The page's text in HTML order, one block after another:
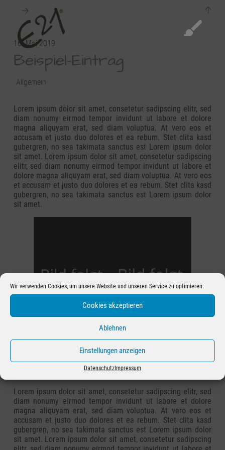
Wir verwenden Cookies, um unsere Website und unseren Service zu optimieren.
Cookies akzeptieren
Ablehnen
Einstellungen anzeigen
DatenschutzImpressum
Next
16. Mai 2019
Beispiel-Eintrag
Allgemein
Lorem ipsum dolor sit amet, consetetur sadipscing elitr, sed
diam nonumy eirmod tempor invidunt ut labore et dolore
magna aliquyam erat, sed diam voluptua. At vero eos et
accusam et justo duo dolores et ea rebum. Stet clita kasd
gubergren, no sea takimata sanctus est Lorem ipsum dolor
sit amet. Lorem ipsum dolor sit amet, consetetur sadipscing
elitr, sed diam nonumy eirmod tempor invidunt ut labore et
dolore magna aliquyam erat, sed diam voluptua. At vero eos
et accusam et justo duo dolores et ea rebum. Stet clita kasd
gubergren, no sea takimata sanctus est Lorem ipsum dolor
sit amet.
Lorem ipsum dolor sit amet, consetetur sadipscing elitr, sed
diam nonumy eirmod tempor invidunt ut labore et dolore
magna aliquyam erat, sed diam voluptua. At vero eos et
accusam et justo duo dolores et ea rebum. Stet clita kasd
gubergren, no sea takimata sanctus est Lorem ipsum dolor
sit amet. Lorem ipsum dolor sit amet, consetetur sadipscing